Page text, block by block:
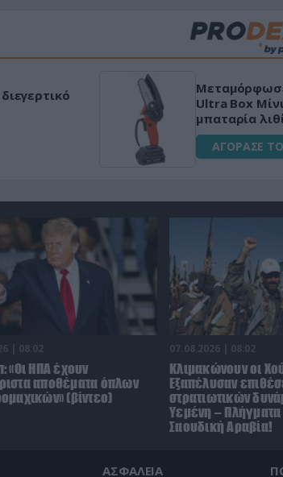
Ultra Box
μπαταρία
ΑΓΟΡΑΣΕ ΤΟ
| 08:02
«Οι ΗΠΑ έχουν
αποθέματα όπλων
(βίντεο)
07.08.2026 | 08:02
Κλιμακώνουν οι
Eξαπέλυσαν
στρατιωτικών
Υεμένη – Πλήγματα
Σαουδική Αραβία!
ΑΣΦΑΛΕΙΑ